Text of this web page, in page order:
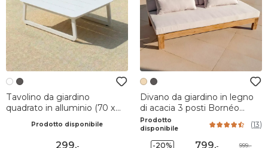
Tavolino da giardino
quadrato in alluminio (70 x
cenereProdotto disponibile
299.
Divano da giardino in legno
di acacia 3 posti Bornéo
Sabbia
Prodotto
disponibile
(13)
-20% 799. 999.-